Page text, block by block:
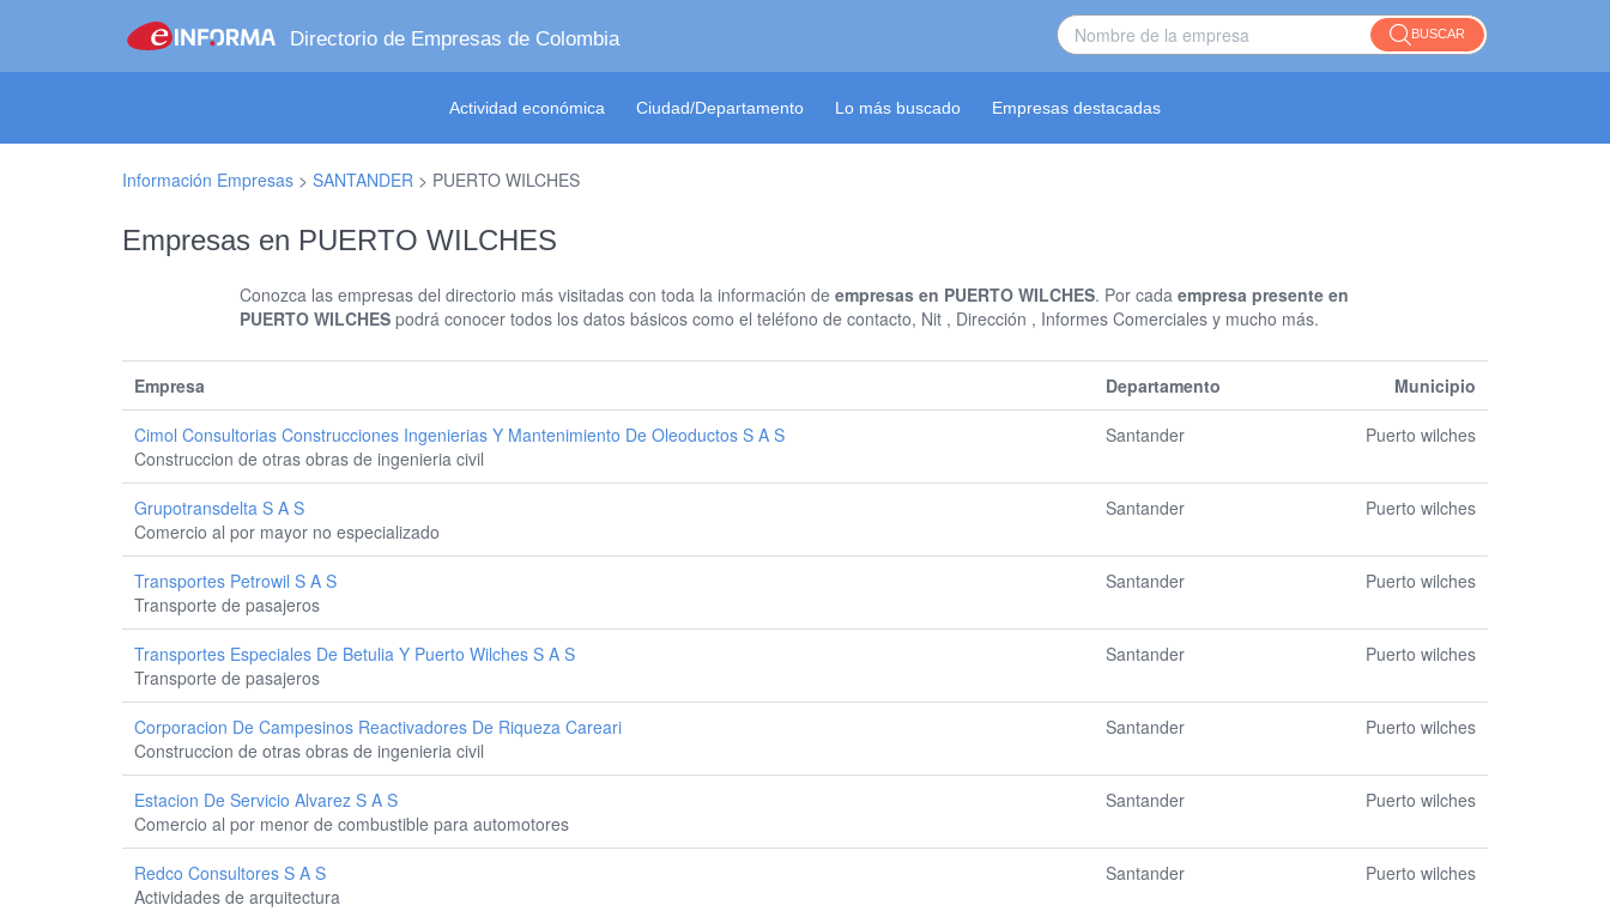
Directorio de Empresas de Colombia BUSCAR
Actividad económica Ciudad/Departamento Lo más buscado Empresas destacadas
Información Empresas > SANTANDER > PUERTO WILCHES
Empresas en PUERTO WILCHES
Conozca las empresas del directorio más visitadas con toda la información de empresas en PUERTO WILCHES. Por cada empresa presente en
PUERTO WILCHESpodrá conocer todos los datos básicos como el teléfono de contacto, Nit , Dirección , Informes Comerciales y mucho más.
Empresa Departamento Municipio
Cimol Consultorias Construcciones Ingenierias Y Mantenimiento De Oleoductos S A S
Construccion de otras obras de ingenieria civil
Santander Puerto wilches
Grupotransdelta S A S
Comercio al por mayor no especializado
Santander Puerto wilches
Transportes Petrowil S A S
Transporte de pasajeros
Santander Puerto wilches
Transportes Especiales De Betulia Y Puerto Wilches S A S
Transporte de pasajeros
Santander Puerto wilches
Corporacion De Campesinos Reactivadores De Riqueza Careari
Construccion de otras obras de ingenieria civil
Santander Puerto wilches
Estacion De Servicio Alvarez S A S
Comercio al por menor de combustible para automotores
Santander Puerto wilches
Redco Consultores S A S
Actividades de arquitectura
Santander Puerto wilches